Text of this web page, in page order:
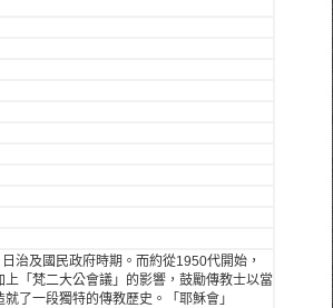
治及國民政府時期。而約從1950代開始，
「梵二大公會議」的影響，鼓勵傳教士以當
了一段獨特的傳教歷史。「耶穌會」